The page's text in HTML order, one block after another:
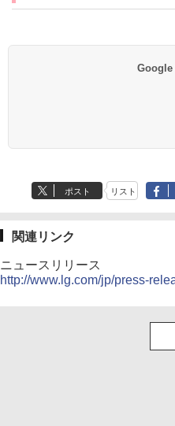
Google
ポスト リスト
関連リンク
ニュースリリース
http://www.lg.com/jp/press-